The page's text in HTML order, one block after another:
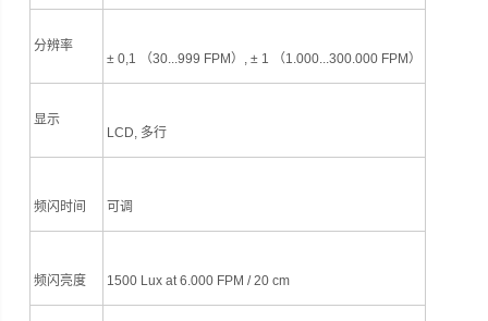
分辨率
± 0,1 （30...999 FPM）, ± 1 （1.000...300.000 FPM）
显示
LCD, 多行
频闪时间 可调
频闪亮度 1500 Lux at 6.000 FPM / 20 cm